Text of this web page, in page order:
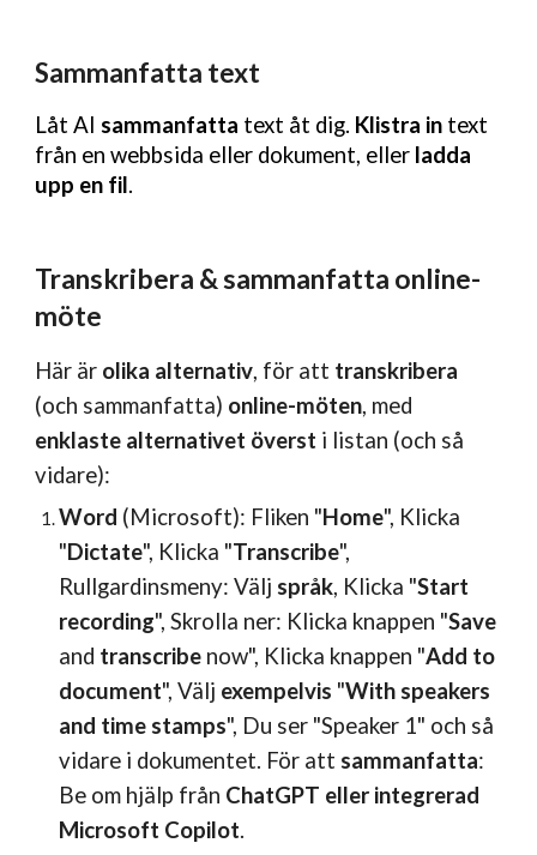
Sammanfatta text
Låt AIsammanfatta text åt dig. Klistra in text
från en webbsida eller dokument, eller ladda
upp en fil.
Transkribera & sammanfatta online-
möte
Här är olika alternativ, för att transkribera
(och sammanfatta) online-möten, med
enklaste alternativet överst i listan (och så
vidare):
Word (Microsoft): Fliken "Home", Klicka
"Dictate", Klicka "Transcribe",
Rullgardinsmeny: Välj språk, Klicka "Start
recording", Skrolla ner: Klicka knappen "Save
and transcribe now", Klicka knappen "Add to
document", Välj exempelvis "With speakers
and time stamps", Du ser "Speaker 1" och så
vidare i dokumentet. För att sammanfatta:
Be om hjälp från ChatGPT eller integrerad
Microsoft Copilot.